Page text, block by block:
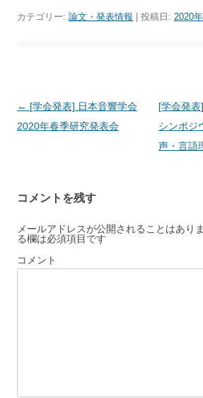
カテゴリー: 論文・発表情報 | 投稿日: 2020
投
稿
ー
シ
ョ
ン
← [学会発表] 日本音響学会
2020年春季研究発表会
[学会発
シンポジ
声・言語
コメントを残す
メールアドレスが公開されることはありま
る欄は必須項目です
コメント